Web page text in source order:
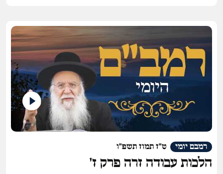
ט"ז תמוז תשפ"ו רמבם יומי
הלכות עבודה זרה פרק ז'